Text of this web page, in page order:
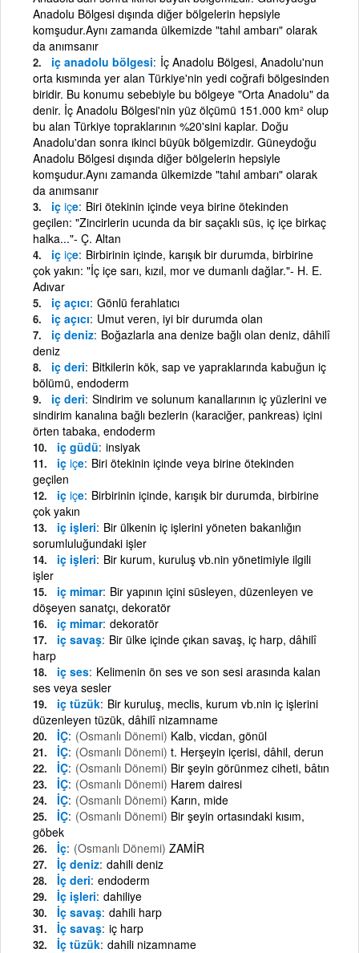
Anadolu Bölgesi dışında diğer bölgelerin hepsiyle
komşudur.Aynı zamanda ülkemizde "tahıl ambarı" olarak
da anımsanır
iç anadolu bölgesi İç Anadolu Bölgesi, Anadolu'nun
orta kısmında yer alan Türkiye'nin yedi coğrafi bölgesinden
biridir. Bu konumu sebe­biyle bu bölgeye "Orta Anadolu" da
denir. İç Anadolu Bölgesi'nin yüz ölçümü 151.000 km² olup
bu alan Türkiye topraklarının %20'sini kaplar. Doğu
Anadolu'dan sonra ikinci büyük bölgemizdir. Güneydoğu
Anadolu Bölgesi dışında diğer bölgelerin hepsiyle
komşudur.Aynı zamanda ülkemizde "tahıl ambarı" olarak
da anımsanır
iç içe Biri ötekinin içinde veya birine ötekinden
geçilen: "Zincirlerin ucunda da bir saçaklı süs, iç içe birkaç
halka..."- Ç. Altan
iç içe Birbirinin içinde, karışık bir durumda, birbirine
çok yakın: "İç içe sarı, kızıl, mor ve dumanlı dağlar."- H. E.
Adıvar
iç açıcı Gönlü ferahlatıcı
iç açıcı Umut veren, iyi bir durumda olan
iç deniz Boğazlarla ana denize bağlı olan deniz, dâhilî
deniz
iç deri Bitkilerin kök, sap ve yapraklarında kabuğun iç
bölümü, endoderm
iç deri Sindirim ve solunum kanallarının iç yüzlerini ve
sindirim kanalına bağlı bezlerin (karaciğer, pankreas) içini
örten tabaka, endoderm
iç güdü insiyak
iç içe Biri ötekinin içinde veya birine ötekinden
geçilen
iç içe Birbirinin içinde, karışık bir durumda, birbirine
çok yakın
iç işleri Bir ülkenin iç işlerini yöneten bakanlığın
sorumluluğundaki işler
iç işleri Bir kurum, kuruluş vb.nin yönetimiyle ilgili
işler
iç mimar Bir yapının içini süsleyen, düzenleyen ve
döşeyen sanatçı, dekoratör
iç mimar dekoratör
iç savaş Bir ülke içinde çıkan savaş, iç harp, dâhilî
harp
iç ses Kelimenin ön ses ve son sesi arasında kalan
ses veya sesler
iç tüzük Bir kuruluş, meclis, kurum vb.nin iç işlerini
düzenleyen tüzük, dâhilî nizamname
İÇ (Osmanlı Dönemi) Kalb, vicdan, gönül
İÇ (Osmanlı Dönemi) t. Herşeyin içerisi, dâhil, derun
İÇ (Osmanlı Dönemi) Bir şeyin görünmez ciheti, bâtın
İÇ (Osmanlı Dönemi) Harem dairesi
İÇ (Osmanlı Dönemi) Karın, mide
İÇ (Osmanlı Dönemi) Bir şeyin ortasındaki kısım,
göbek
İç (Osmanlı Dönemi) ZAMİR
İç deniz dahili deniz
İç deri endoderm
İç işleri dahiliye
İç savaş dahili harp
İç savaş iç harp
İç tüzük dahili nizamname